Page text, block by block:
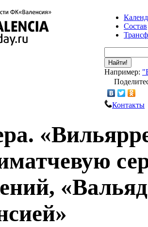
Состав
Найти!
Например:
Контакты